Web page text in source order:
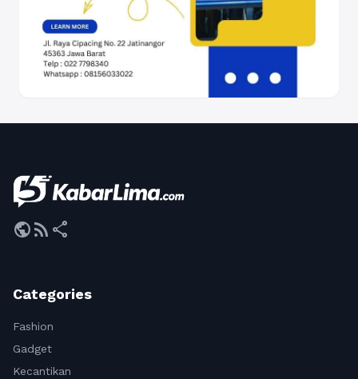
publicrss_feed share
Categories
Fashion
Gadget
Kecantikan